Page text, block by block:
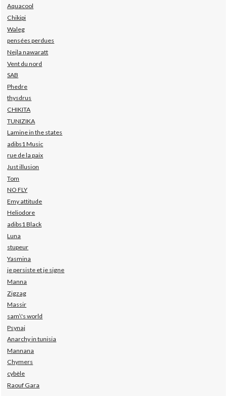
Aquacool
Chikipi
Waleg
pensées perdues
Nejla nawaratt
Vent du nord
SAB
Phedre
thysdrus
CHIKITA
TUNIZIKA
Lamine in the states
adibs1 Music
rue de la paix
Just illusion
Tom
NO FLY
Emy attitude
Heliodore
adibs1 Black
Luna
stupeur
Yasmina
je persiste et je signe
Manna
Zigzag
Massir
sam\'s world
Psynaj
Anarchy in tunisia
Mannana
Chymers
cybèle
Raouf Gara